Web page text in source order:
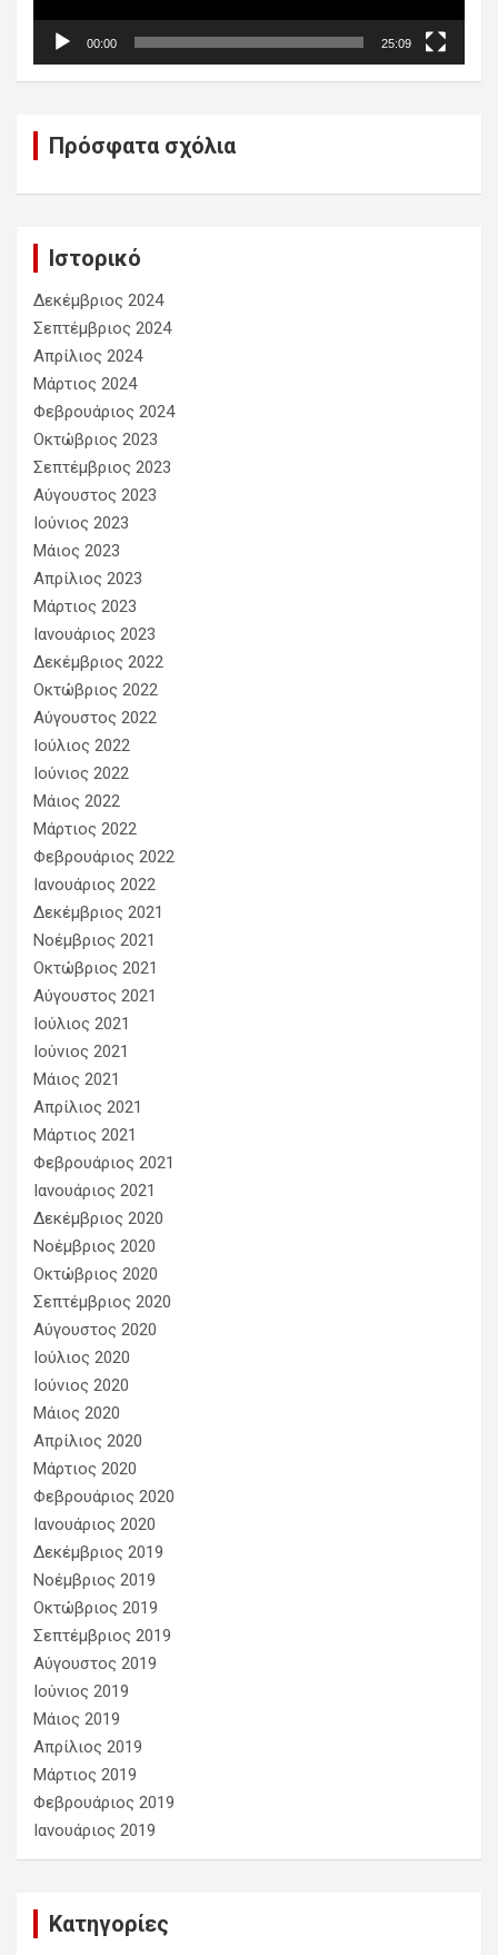
00:00 25:09
Πρόσφατα σχόλια
Ιστορικό
Δεκέμβριος 2024
Σεπτέμβριος 2024
Απρίλιος 2024
Μάρτιος 2024
Φεβρουάριος 2024
Οκτώβριος 2023
Σεπτέμβριος 2023
Αύγουστος 2023
Ιούνιος 2023
Μάιος 2023
Απρίλιος 2023
Μάρτιος 2023
Ιανουάριος 2023
Δεκέμβριος 2022
Οκτώβριος 2022
Αύγουστος 2022
Ιούλιος 2022
Ιούνιος 2022
Μάιος 2022
Μάρτιος 2022
Φεβρουάριος 2022
Ιανουάριος 2022
Δεκέμβριος 2021
Νοέμβριος 2021
Οκτώβριος 2021
Αύγουστος 2021
Ιούλιος 2021
Ιούνιος 2021
Μάιος 2021
Απρίλιος 2021
Μάρτιος 2021
Φεβρουάριος 2021
Ιανουάριος 2021
Δεκέμβριος 2020
Νοέμβριος 2020
Οκτώβριος 2020
Σεπτέμβριος 2020
Αύγουστος 2020
Ιούλιος 2020
Ιούνιος 2020
Μάιος 2020
Απρίλιος 2020
Μάρτιος 2020
Φεβρουάριος 2020
Ιανουάριος 2020
Δεκέμβριος 2019
Νοέμβριος 2019
Οκτώβριος 2019
Σεπτέμβριος 2019
Αύγουστος 2019
Ιούνιος 2019
Μάιος 2019
Απρίλιος 2019
Μάρτιος 2019
Φεβρουάριος 2019
Ιανουάριος 2019
Kατηγορίες